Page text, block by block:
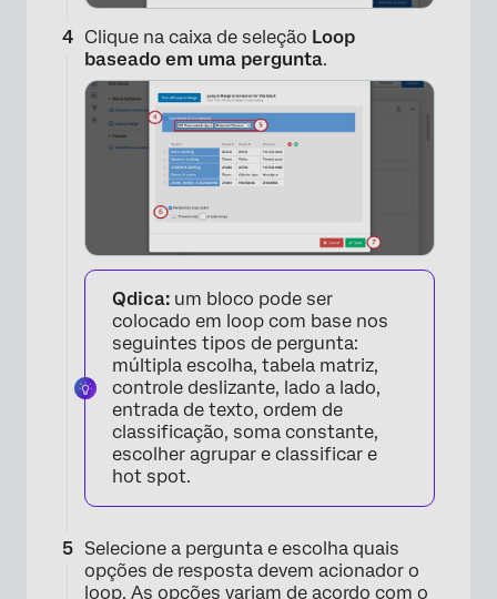
×
Clique na caixa de seleção Loop
baseado em uma pergunta.
Qdica: um bloco pode ser
colocado em loop com base nos
seguintes tipos de pergunta:
múltipla escolha, tabela matriz,
controle deslizante, lado a lado,
entrada de texto, ordem de
classificação, soma constante,
escolher agrupar e classificar e
hot spot.
Selecione a pergunta e escolha quais
opções de resposta devem acionador o
loop. As opções variam de acordo com o